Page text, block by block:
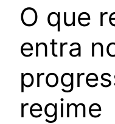
O que
entra
regime